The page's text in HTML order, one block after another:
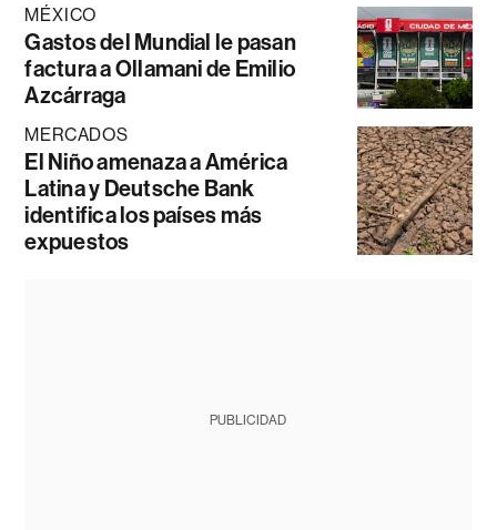
MÉXICO
Gastos del Mundial le pasan
factura a Ollamani de Emilio
Azcárraga
MERCADOS
El Niño amenaza a América
Latina y Deutsche Bank
identifica los países más
expuestos
PUBLICIDAD